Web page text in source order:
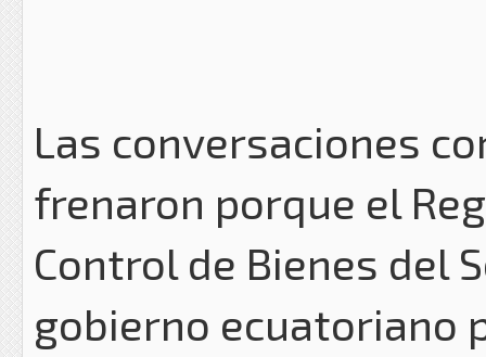
Las conversaciones
frenaron porque el
Control de Bienes del
gobierno ecuatoriano